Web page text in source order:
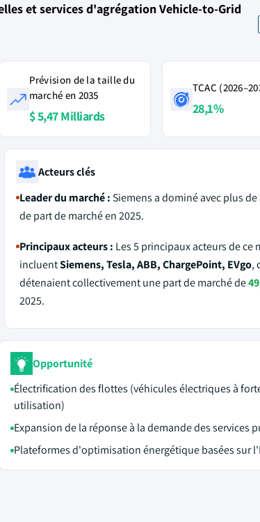
et services d'agrégation Vehicle-to-Grid
Prévision de la taille du
marché en 2035
$ 5,47 Milliards
TCAC
28,1%
Acteurs clés
Leader du marché :Siemens a dominé avec plus de
de part de marché en 2025.
Principaux acteurs : Les 5 principaux acteurs de ce
incluentSiemens, Tesla, ABB, ChargePoint, EVgo,
détenaient collectivement une part de marché de
2025.
Opportunité
Électrification des flottes (véhicules électriques à
utilisation)
Expansion de la réponse à la demande des services
Plateformes d'optimisation énergétique basées sur